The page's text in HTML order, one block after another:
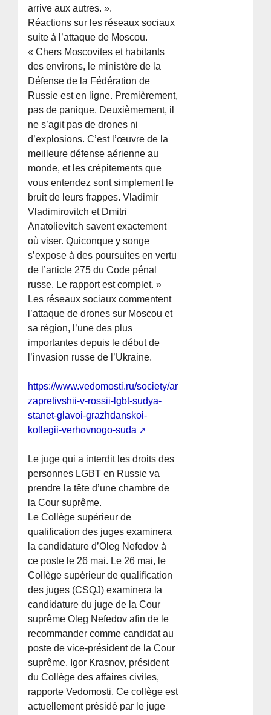
arrive aux autres. ».
Réactions sur les réseaux sociaux
suite à l’attaque de Moscou.
« Chers Moscovites et habitants
des environs, le ministère de la
Défense de la Fédération de
Russie est en ligne. Premièrement,
pas de panique. Deuxièmement, il
ne s’agit pas de drones ni
d’explosions. C’est l’œuvre de la
meilleure défense aérienne au
monde, et les crépitements que
vous entendez sont simplement le
bruit de leurs frappes. Vladimir
Vladimirovitch et Dmitri
Anatolievitch savent exactement
où viser. Quiconque y songe
s’expose à des poursuites en vertu
de l’article 275 du Code pénal
russe. Le rapport est complet. »
Les réseaux sociaux commentent
l’attaque de drones sur Moscou et
sa région, l’une des plus
importantes depuis le début de
l’invasion russe de l’Ukraine.
https://www.vedomosti.ru/society/articles/2026/05/18/
zapretivshii-v-rossii-lgbt-sudya-
stanet-glavoi-grazhdanskoi-
kollegii-verhovnogo-suda
Le juge qui a interdit les droits des
personnes LGBT en Russie va
prendre la tête d’une chambre de
la Cour suprême.
Le Collège supérieur de
qualification des juges examinera
la candidature d’Oleg Nefedov à
ce poste le 26 mai. Le 26 mai, le
Collège supérieur de qualification
des juges (CSQJ) examinera la
candidature du juge de la Cour
suprême Oleg Nefedov afin de le
recommander comme candidat au
poste de vice-président de la Cour
suprême, Igor Krasnov, président
du Collège des affaires civiles,
rapporte Vedomosti. Ce collège est
actuellement présidé par le juge